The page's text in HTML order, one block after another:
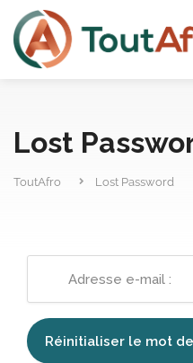
Lost
ToutAfro Lost Password